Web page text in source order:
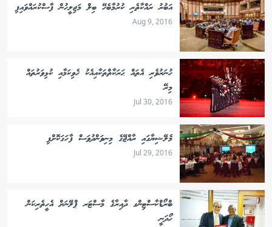
އަބުރު ރައްކާތެރި ކުރުމާބެހޭ ބިލް މަޖިލީހުން ފާސްކުރައްވައިފި
Aug 9, 2016
ހުނަރުވެރި އެތައް ޙަރަކާތްތަކާއިއެކު ހެވިކަމާއި ކުޅިވަރުތައް
މިރޭ
Jul 30, 2016
މެލޭޝިޔާގައި ރާއްޖޭގެ މިނިވަންދުވަސް ފާހަގަކޮށްފި
Jul 29, 2016
ބްރޯޑްކާސްޓިންގ ދާއިރާގެ މާސްޓަރ ޕްލޭނަށް އެހީތެރިކަން
ހޯދަނީ